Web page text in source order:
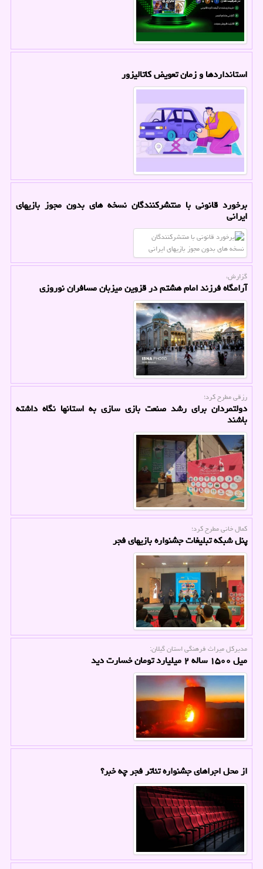
استانداردها و زمان تعویض کاتالیزور
برخورد قانونی با منتشرکنندگان نسخه های بدون مجوز بازیهای
ایرانی
گزارش،
آرامگاه فرزند امام هشتم در قزوین میزبان مسافران نوروزی
رزقی مطرح كرد؛
دولتمردان برای رشد صنعت بازی سازی به استانها نگاه داشته
باشند
كمال خانی مطرح كرد؛
پنل شبکه تبلیغات جشنواره بازیهای فجر
مدیركل میراث فرهنگی استان گیلان:
میل ۱۵۰۰ ساله ۲ میلیارد تومان خسارت دید
از محل اجراهای جشنواره تئاتر فجر چه خبر؟